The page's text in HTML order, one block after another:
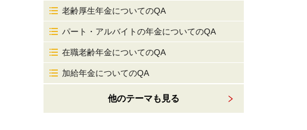
老齢厚生年金についてのQA
パート・アルバイトの年金についてのQA
在職老齢年金についてのQA
加給年金についてのQA
他のテーマも見る